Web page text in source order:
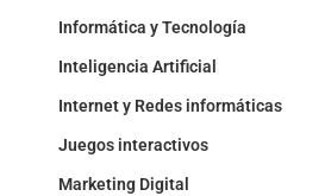
Informática y Tecnología
Inteligencia Artificial
Internet y Redes informáticas
Juegos interactivos
Marketing Digital